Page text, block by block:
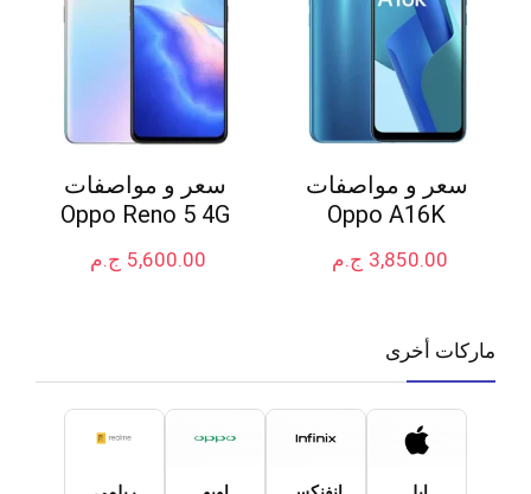
سعر و مواصفات
Oppo A16K
ج.م 3,850.00
سعر و مواصفات
Oppo Reno 5 4G
ج.م 5,600.00
ماركات أخرى